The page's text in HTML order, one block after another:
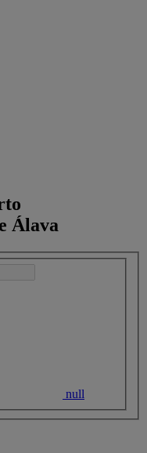
Álava
null